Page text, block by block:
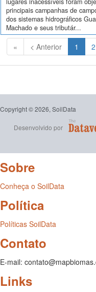
principais campanhas de
dos sistemas hidrográficos
Machado e seus tributár...
« < Anterior 1 (Atual)
2
Copyright © 2026, SoilData
Desenvolvido por
Sobre
Conheça o SoilData
Política
Políticas SoilData
Contato
E-mail:
Links